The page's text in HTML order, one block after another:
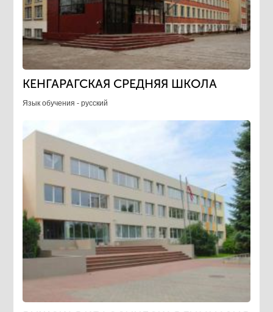
КЕНГАРАГСКАЯ СРЕДНЯЯ ШКОЛА
Язык обучения - русский